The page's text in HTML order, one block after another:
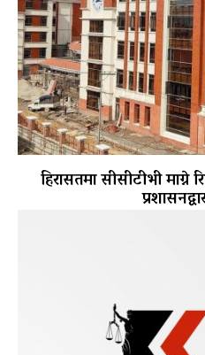
हिरासतमा सीसीटीभी